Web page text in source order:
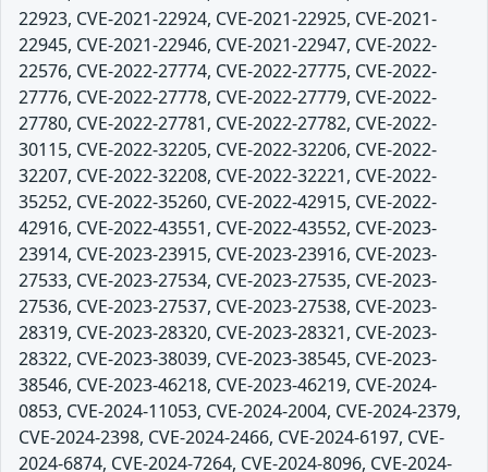
22923, CVE-2021-22924, CVE-2021-22925, CVE-2021-
22945, CVE-2021-22946, CVE-2021-22947, CVE-2022-
22576, CVE-2022-27774, CVE-2022-27775, CVE-2022-
27776, CVE-2022-27778, CVE-2022-27779, CVE-2022-
27780, CVE-2022-27781, CVE-2022-27782, CVE-2022-
30115, CVE-2022-32205, CVE-2022-32206, CVE-2022-
32207, CVE-2022-32208, CVE-2022-32221, CVE-2022-
35252, CVE-2022-35260, CVE-2022-42915, CVE-2022-
42916, CVE-2022-43551, CVE-2022-43552, CVE-2023-
23914, CVE-2023-23915, CVE-2023-23916, CVE-2023-
27533, CVE-2023-27534, CVE-2023-27535, CVE-2023-
27536, CVE-2023-27537, CVE-2023-27538, CVE-2023-
28319, CVE-2023-28320, CVE-2023-28321, CVE-2023-
28322, CVE-2023-38039, CVE-2023-38545, CVE-2023-
38546, CVE-2023-46218, CVE-2023-46219, CVE-2024-
0853, CVE-2024-11053, CVE-2024-2004, CVE-2024-2379,
CVE-2024-2398, CVE-2024-2466, CVE-2024-6197, CVE-
2024-6874, CVE-2024-7264, CVE-2024-8096, CVE-2024-